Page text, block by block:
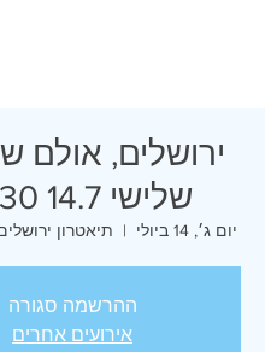
ירושלים, אולם
שלישי 14.7 20:30
יום ג׳, 14 ביולי
  |
תיאטרון
ההרשמה סגורה
אירועים אחרים